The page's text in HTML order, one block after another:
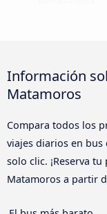
Información
Matamoros
Compara todos los
viajes diarios en bus
solo clic. ¡Reserva
Matamoros a partir